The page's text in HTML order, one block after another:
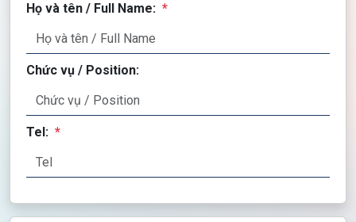
Họ và tên / Full Name: *
Chức vụ / Position:
Tel: *